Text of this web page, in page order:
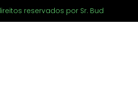
reservados por Sr. Bud